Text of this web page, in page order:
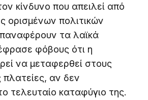
κίνδυνο που απειλεί από
ορισμένων πολιτικών
τα λαϊκά
φόβους ότι η
να μεταφερθεί στους
πλατείες, αν δεν
τελευταίο καταφύγιο της.